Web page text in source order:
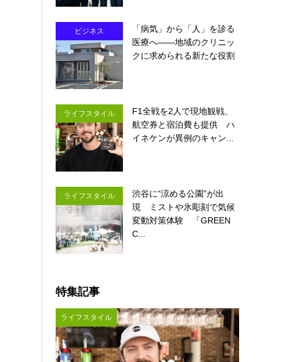
ビジネス
「病気」から「人」を診る
医療へ――地域のクリニッ
クに求められる新たな役割
ライフスタイル
F1全戦を2人で現地観戦、
航空券と宿泊費も提供 ハ
イネケンが異例のキャン...
ライフスタイル
渋谷に“涼める公園”が出
現 ミストや氷彫刻で気候
変動対策体験 「GREEN
C...
特集記事
ライフスタイル